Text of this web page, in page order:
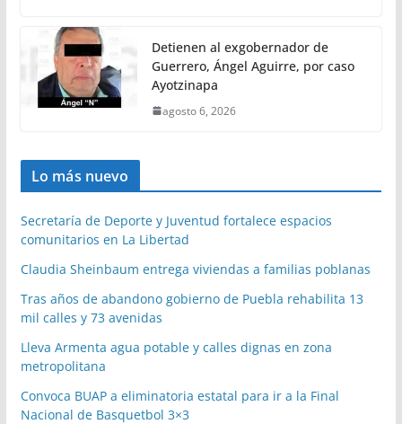
Detienen al exgobernador de
Guerrero, Ángel Aguirre, por caso
Ayotzinapa
agosto 6, 2026
Lo más nuevo
Secretaría de Deporte y Juventud fortalece espacios
comunitarios en La Libertad
Claudia Sheinbaum entrega viviendas a familias poblanas
Tras años de abandono gobierno de Puebla rehabilita 13
mil calles y 73 avenidas
Lleva Armenta agua potable y calles dignas en zona
metropolitana
Convoca BUAP a eliminatoria estatal para ir a la Final
Nacional de Basquetbol 3×3